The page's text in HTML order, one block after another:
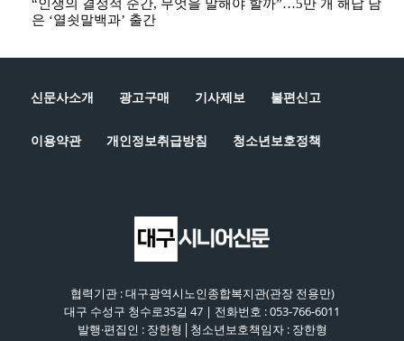
“인생의 결정적 순간, 무엇을 말해야 할까”…5만 개 해답 담
은 ‘열쇳말백과’ 출간
신문사소개 광고구매 기사제보 불편신고
이용약관 개인정보취급방침 청소년보호정책
협력기관 : 대구광역시노인종합복지관(관장 전용만)
대구 수성구 청수로35길 47 | 전화번호 : 053-766-6011
발행·편집인 : 장한형│청소년보호책임자 : 장한형